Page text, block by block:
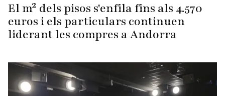
El m² dels pisos s'enfila fins als 4.570
euros i els particulars continuen
liderant les compres a Andorra